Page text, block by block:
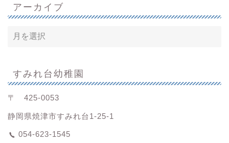
アーカイブ
すみれ台幼稚園
〒 425-0053
静岡県焼津市すみれ台1-25-1
054-623-1545